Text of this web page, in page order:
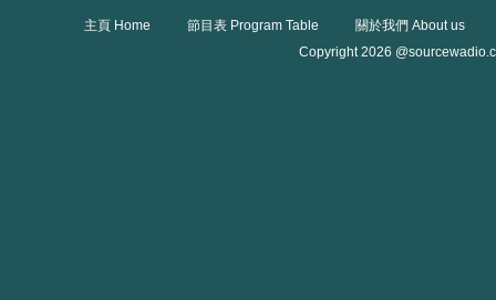
主頁 Home 節目表 Program Table
關於我們 About us
Copyright 2026